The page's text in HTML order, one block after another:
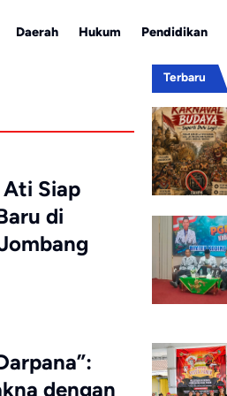
Daerah Hukum Pendidikan
Siap
di
dengan
Terbaru